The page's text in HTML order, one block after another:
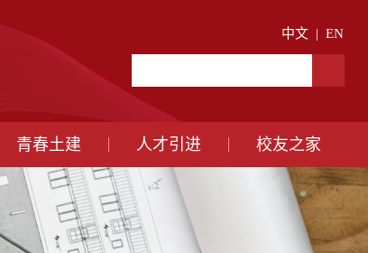
中文 | EN
青春土建 人才引进 校友之家